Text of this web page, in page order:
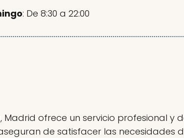
: De 8:30 a 22:00
Madrid ofrece un servicio profesional y
de satisfacer las necesidades